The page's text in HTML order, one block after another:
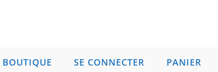
BOUTIQUE SE CONNECTER PANIER